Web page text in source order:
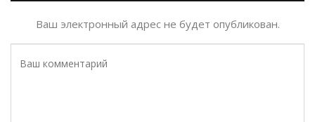
Ваш электронный адрес не будет опубликован.